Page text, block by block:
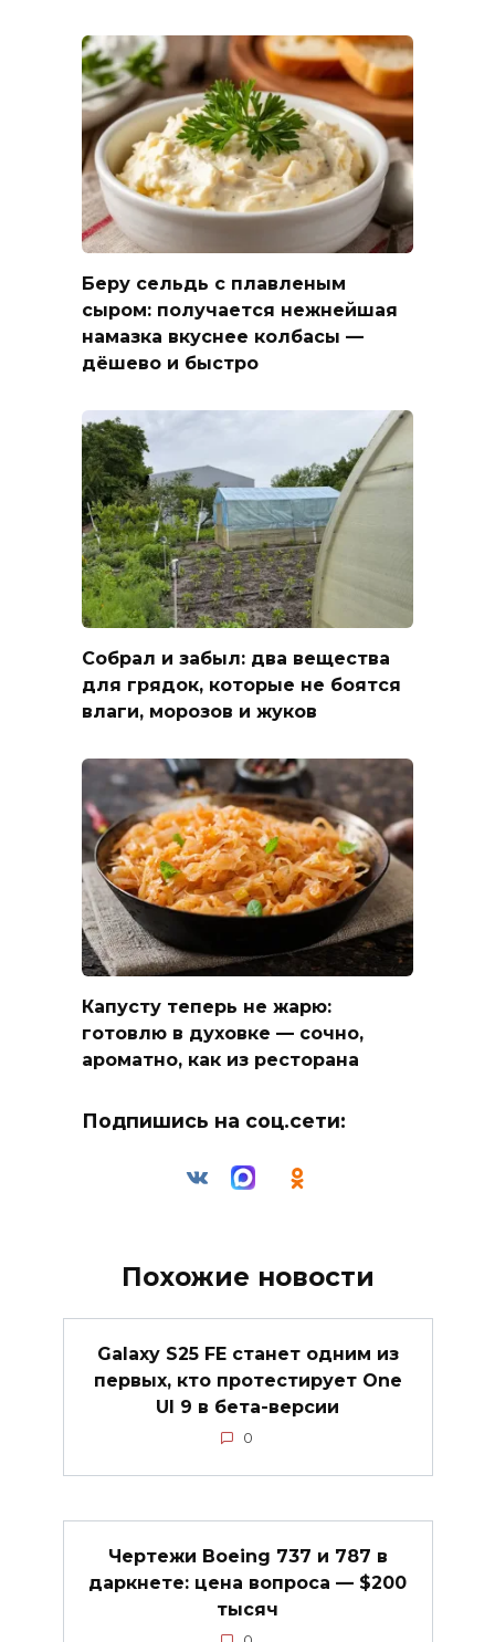
Беру сельдь с плавленым
сыром: получается нежнейшая
намазка вкуснее колбасы —
дёшево и быстро
Собрал и забыл: два вещества
для грядок, которые не боятся
влаги, морозов и жуков
Капусту теперь не жарю:
готовлю в духовке — сочно,
ароматно, как из ресторана
Подпишись на соц.сети:
Похожие новости
Galaxy S25 FE станет одним из
первых, кто протестирует One
UI 9 в бета-версии
0
Чертежи Boeing 737 и 787 в
даркнете: цена вопроса — $200
тысяч